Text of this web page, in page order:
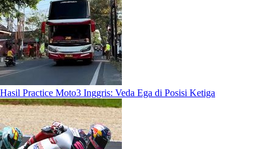
Hasil Practice Moto3 Inggris: Veda Ega di Posisi Ketiga